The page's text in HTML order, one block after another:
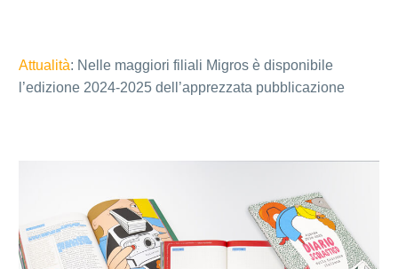
Attualità: Nelle maggiori filiali Migros è disponibile
l’edizione 2024-2025 dell’apprezzata pubblicazione